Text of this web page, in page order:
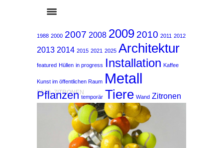
1988 2000 2007 2008 2009 2010 2011 2012
2013 2014 2015 2021 2025 Architektur
featured Hüllen in progress Installation Kaffee
Kunst im öffentlichen Raum Metall
Pflanzen temporär Tiere Wand Zitronen
2010,ZITRONEN